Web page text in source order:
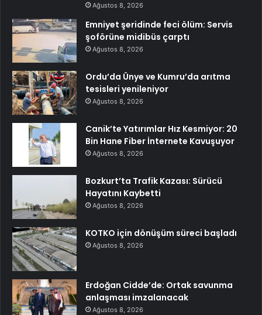
Ağustos 8, 2026
Emniyet şeridinde feci ölüm: Servis
şoförüne midibüs çarptı
Ağustos 8, 2026
Ordu’da Ünye ve Kumru’da arıtma
tesisleri yenileniyor
Ağustos 8, 2026
Canik’te Yatırımlar Hız Kesmiyor: 20
Bin Hane Fiber İnternete Kavuşuyor
Ağustos 8, 2026
Bozkurt’ta Trafik Kazası: Sürücü
Hayatını Kaybetti
Ağustos 8, 2026
KOTKO için dönüşüm süreci başladı
Ağustos 8, 2026
Erdoğan Cidde’de: Ortak savunma
anlaşması imzalanacak
Ağustos 8, 2026